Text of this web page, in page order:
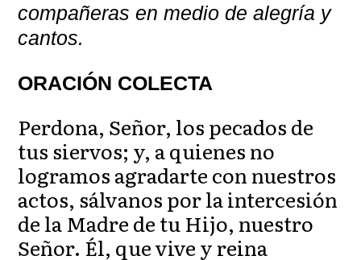
compañeras en medio de alegría y
cantos.
ORACIÓN COLECTA
Perdona, Señor, los pecados de
tus siervos; y, a quienes no
logramos agradarte con nuestros
actos, sálvanos por la intercesión
de la Madre de tu Hijo, nuestro
Señor. Él, que vive y reina